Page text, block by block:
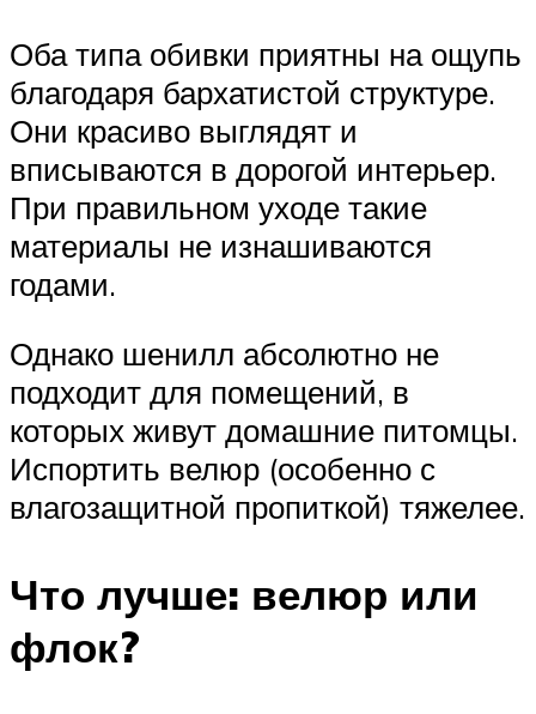
Оба типа обивки приятны на ощупь
благодаря бархатистой структуре.
Они красиво выглядят и
вписываются в дорогой интерьер.
При правильном уходе такие
материалы не изнашиваются
годами.
Однако шенилл абсолютно не
подходит для помещений, в
которых живут домашние питомцы.
Испортить велюр (особенно с
влагозащитной пропиткой) тяжелее.
Что лучше: велюр или
флок?